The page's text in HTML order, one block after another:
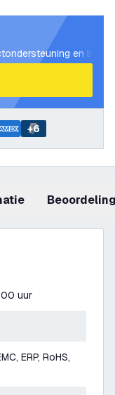
en
+6
uur
ERP, RoHS,